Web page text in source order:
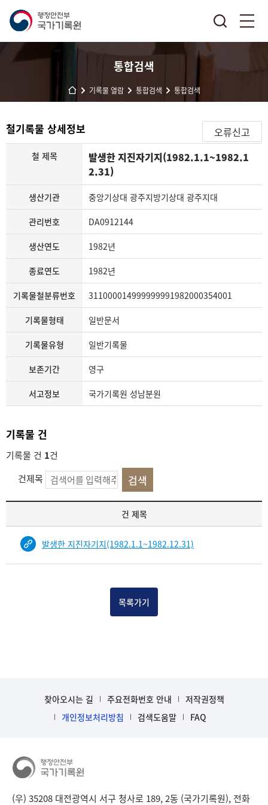
통합검색
기록물 열람 통합검색 통합검색
철기록물 상세정보 오류신고
철 제목
발생한 지진자기지(1982.1.1~1982.1
2.31)
생산기관 중앙기상대 광주지방기상대 광주지대
관리번호 DA0912144
생산연도 1982년
종료연도 1982년
기록물철분류번호 311000014999999991982000354001
기록물형태 일반문서
기록물유형 일반기록물
보존기간 영구
서고정보 국가기록원 성남분원
기록물 건
기록물 건 1건
건제목
목
표
입
다.
건 제목
발생한 지진자기지(1982.1.1~1982.12.31)
목록가기
찾아오시는 길 주요전화번호 안내
저작권정책
개인정보처리방침
검색도움말 FAQ
(우) 35208 대전광역시 서구 청사로 189, 2동 (국가기록원), 전화